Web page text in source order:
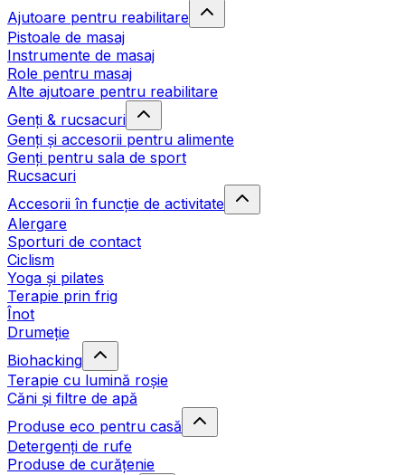
Ajutoare pentru reabilitare
Pistoale de masaj
Instrumente de masaj
Role pentru masaj
Alte ajutoare pentru reabilitare
Genți & rucsacuri
Genți și accesorii pentru alimente
Genți pentru sala de sport
Rucsacuri
Accesorii în funcție de activitate
Alergare
Sporturi de contact
Ciclism
Yoga și pilates
Terapie prin frig
Înot
Drumeție
Biohacking
Terapie cu lumină roșie
Căni și filtre de apă
Produse eco pentru casă
Detergenți de rufe
Produse de curățenie